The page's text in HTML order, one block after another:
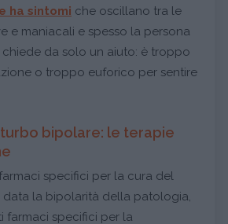
ha sintomi che oscillano tra le
e maniacali e spesso la persona
da solo un aiuto: è troppo
o troppo euforico per sentire
bipolare: le terapie
specifici per la cura del
la bipolarità della patologia,
farmaci specifici per la